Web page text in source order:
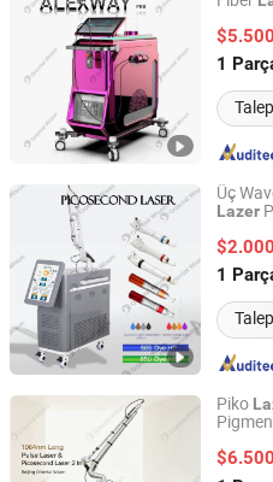
Vücut
1
Beijing DALI Beauty
Beijing, China
Üç
Lazer
1
Beijing Oriental Wison
Beijing, China
Piko
Beijing Oriental Wison